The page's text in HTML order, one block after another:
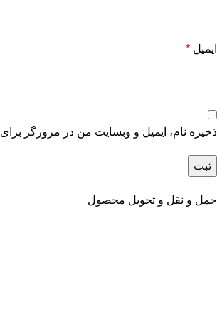
ایمیل *
ذخیره نام، ایمیل و وبسایت من در مرورگر
حمل و نقل و تحویل محصول